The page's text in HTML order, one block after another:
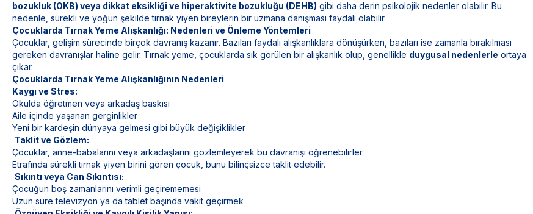
bozukluk (OKB) veya dikkat eksikliği ve hiperaktivite bozukluğu (DEHB) gibi daha derin psikolojik nedenler olabilir. Bu
nedenle, sürekli ve yoğun şekilde tırnak yiyen bireylerin bir uzmana danışması faydalı olabilir.
Çocuklarda Tırnak Yeme Alışkanlığı: Nedenleri ve Önleme Yöntemleri
Çocuklar, gelişim sürecinde birçok davranış kazanır. Bazıları faydalı alışkanlıklara dönüşürken, bazıları ise zamanla bırakılması
gereken davranışlar haline gelir. Tırnak yeme, çocuklarda sık görülen bir alışkanlık olup, genellikle duygusal nedenlerle ortaya
çıkar.
Çocuklarda Tırnak Yeme Alışkanlığının Nedenleri
Kaygı ve Stres:
Okulda öğretmen veya arkadaş baskısı
Aile içinde yaşanan gerginlikler
Yeni bir kardeşin dünyaya gelmesi gibi büyük değişiklikler
Taklit ve Gözlem:
Çocuklar, anne-babalarını veya arkadaşlarını gözlemleyerek bu davranışı öğrenebilirler.
Etrafında sürekli tırnak yiyen birini gören çocuk, bunu bilinçsizce taklit edebilir.
Sıkıntı veya Can Sıkıntısı:
Çocuğun boş zamanlarını verimli geçirememesi
Uzun süre televizyon ya da tablet başında vakit geçirmek